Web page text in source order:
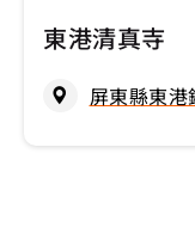
東港清真寺
屏東縣東